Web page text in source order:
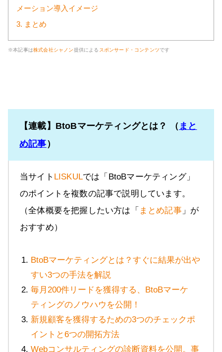
メーション導入イメージ
3. まとめ
※本記事は株式会社シャノン提供による スポンサード・コンテンツです
【連載】BtoBマーケティングとは？ （ まと
め記事）
当サイト LISKULでは「BtoBマーケティング」
のポイントを複数の記事で説明しています。
（全体概要を把握したい方は「 まとめ記事」が
おすすめ）
BtoBマーケティングとは？すぐに結果が出や
すい3つの手法を解説
毎月200件リードを獲得する、BtoBマーケ
ティングのノウハウを公開！
新規顧客を獲得するための3つのチェックポ
イントと6つの開拓方法
Webコンサルティングの診断資料を公開。事